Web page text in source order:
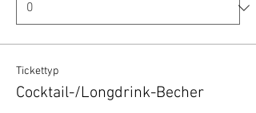
Tickettyp
Cocktail-/Longdrink-Becher